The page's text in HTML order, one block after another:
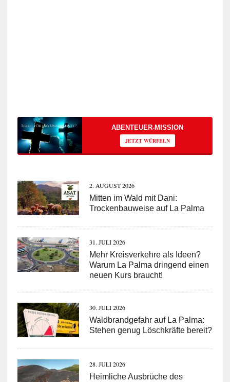
ABENTEUER-MISSION
JETZT WÜRFELN
2. AUGUST 2026
Mitten im Wald mit Dani:
Trockenbauweise auf La Palma
31. JULI 2026
Mehr Kreisverkehre als Ideen?
Warum La Palma dringend einen
neuen Kurs braucht!
30. JULI 2026
Waldbrandgefahr auf La Palma:
Stehen genug Löschkräfte bereit?
28. JULI 2026
Heimliche Ausbrüche des